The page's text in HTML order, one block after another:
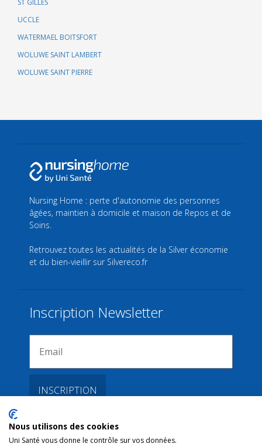
ST GILLES
UCCLE
WATERMAEL BOITSFORT
WOLUWE SAINT LAMBERT
WOLUWE SAINT PIERRE
Nous utilisons des cookies
Uni Santé vous donne le contrôle sur vos données.
Nursing Home : perte d'autonomie des personnes
âgées, maintien à domicile et maison de Repos et de
Soins.
Retrouvez toutes les actualités de la Silver économie
et du bien-vieillir sur Silvereco.fr
Inscription Newsletter
Liens